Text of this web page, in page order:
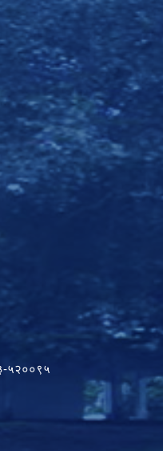
५२००९५